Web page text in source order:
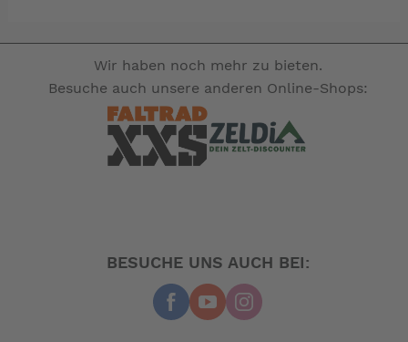
Wir haben noch mehr zu bieten.
Besuche auch unsere anderen Online-Shops:
BESUCHE UNS AUCH BEI: